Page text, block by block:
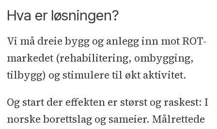
Hva er løsningen?
Vi må dreie bygg og anlegg inn mot ROT-
markedet (rehabilitering, ombygging,
tilbygg) og stimulere til økt aktivitet.
Og start der effekten er størst og raskest: I
norske borettslag og sameier. Målrettede